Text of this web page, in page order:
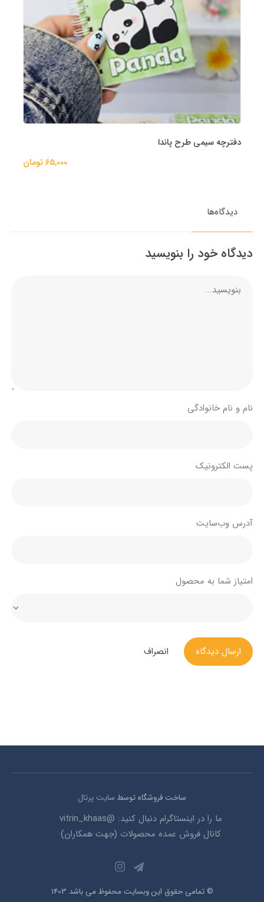
دفترچه سیمی طرح پاندا
65,000 تومان
دیدگاه‌ها
دیدگاه خود را بنویسید
نام و نام خانوادگی
پست الکترونیک
آدرس وب‌سایت
امتیاز شما به محصول
ارسال دیدگاه انصراف
ساخت فروشگاه توسط سایت پرتال
ما را در اینستاگرام دنبال کنید: @vitrin_khaas
کانال فروش عمده محصولات (جهت همکاران)
© تمامی حقوق این وبسایت محفوظ می باشد 1403